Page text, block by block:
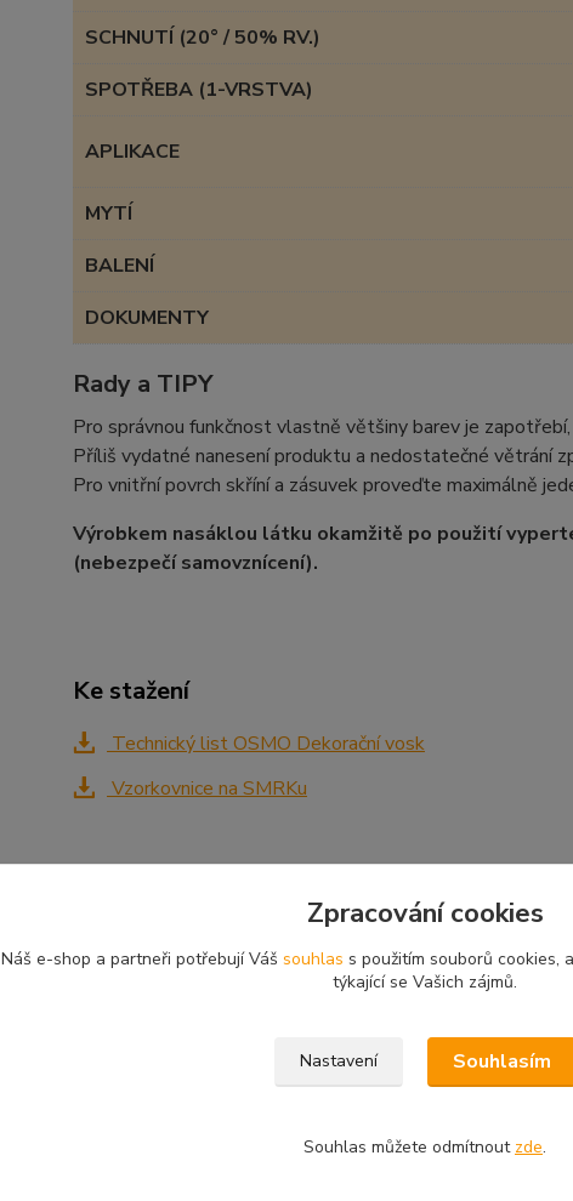
SCHNUTÍ (20° / 50% RV.)
SPOTŘEBA (1-VRSTVA)
APLIKACE
MYTÍ
BALENÍ
DOKUMENTY
Rady a TIPY
Pro správnou funkčnost vlastně většiny barev je
Příliš vydatné nanesení produktu a nedostatečné větrání
Pro vnitřní povrch skříní a zásuvek proveďte maximálně
Výrobkem nasáklou látku okamžitě po použití
(nebezpečí samovznícení).
Ke stažení
Technický list OSMO Dekorační vosk
Vzorkovnice na SMRKu
Zboží zařazeno v kategoriích
Zpracování cookies
Náš e-shop a partneři potřebují Váš souhlas s použitím souborů cookies,
týkající se Vašich zájmů.
Nastavení Souhlasím
Souhlas můžete odmítnout zde.